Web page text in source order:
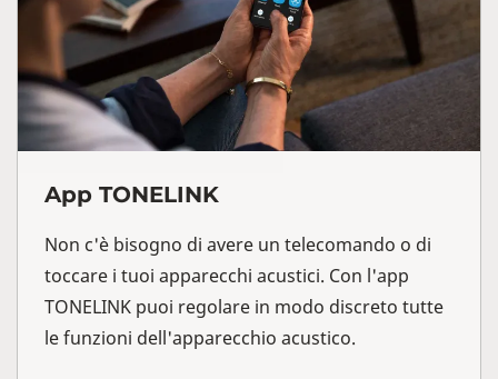
App TONELINK
Non c'è bisogno di avere un telecomando o di
toccare i tuoi apparecchi acustici. Con l'app
TONELINK puoi regolare in modo discreto tutte
le funzioni dell'apparecchio acustico.